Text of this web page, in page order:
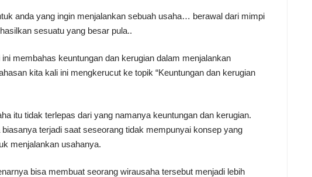
anda yang ingin menjalankan sebuah usaha… berawal dari mimpi
sesuatu yang besar pula..
membahas keuntungan dan kerugian dalam menjalankan
kita kali ini mengkerucut ke topik “Keuntungan dan kerugian
itu tidak terlepas dari yang namanya keuntungan dan kerugian.
terjadi saat seseorang tidak mempunyai konsep yang
menjalankan usahanya.
bisa membuat seorang wirausaha tersebut menjadi lebih